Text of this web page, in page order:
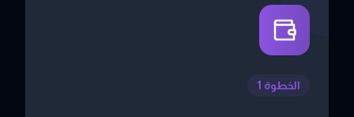
الخطوة 1